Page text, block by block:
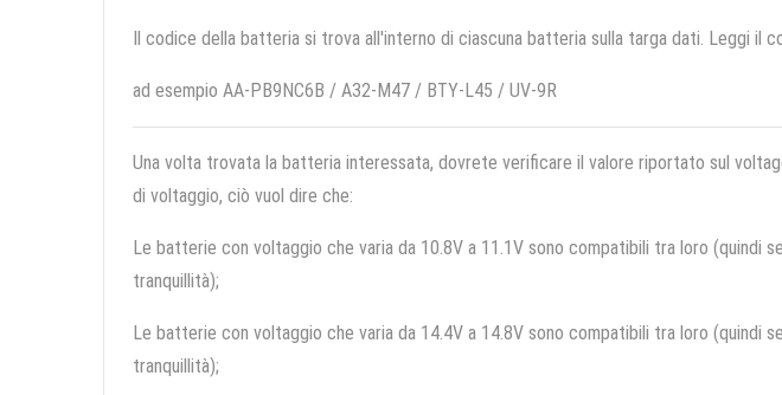
Il codice della batteria si trova all'interno di ciascuna batteria sulla targa dati. Leggi il
ad esempio AA-PB9NC6B / A32-M47 / BTY-L45 / UV-9R
Una volta trovata la batteria interessata, dovrete verificare il valore riportato sul
di voltaggio, ciò vuol dire che:
Le batterie con voltaggio che varia da 10.8V a 11.1V sono compatibili tra loro
tranquillità);
Le batterie con voltaggio che varia da 14.4V a 14.8V sono compatibili tra loro
tranquillità);